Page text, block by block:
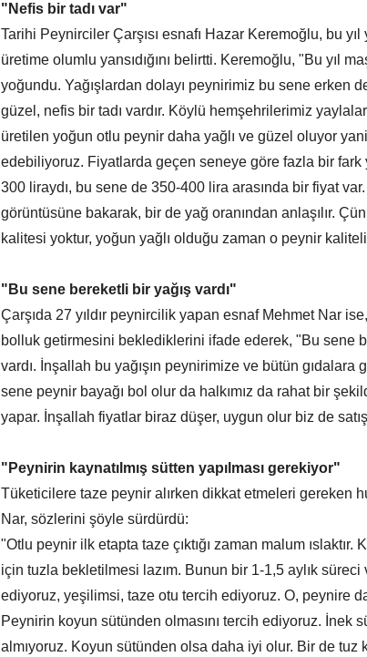
"Nefis bir tadı var"
Tarihi Peynirciler Çarşısı esnafı Hazar Keremoğlu, bu yıl
üretime olumlu yansıdığını belirtti. Keremoğlu, "Bu yıl
yoğundu. Yağışlardan dolayı peynirimiz bu sene erken
güzel, nefis bir tadı vardır. Köylü hemşehrilerimiz
üretilen yoğun otlu peynir daha yağlı ve güzel oluyor
edebiliyoruz. Fiyatlarda geçen seneye göre fazla bir fark
300 liraydı, bu sene de 350-400 lira arasında bir fiyat
görüntüsüne bakarak, bir de yağ oranından anlaşılır.
kalitesi yoktur, yoğun yağlı olduğu zaman o peynir
"Bu sene bereketli bir yağış vardı"
Çarşıda 27 yıldır peynircilik yapan esnaf Mehmet Nar
bolluk getirmesini beklediklerini ifade ederek, "Bu sene
vardı. İnşallah bu yağışın peynirimize ve bütün
sene peynir bayağı bol olur da halkımız da rahat bir
yapar. İnşallah fiyatlar biraz düşer, uygun olur biz de
"Peynirin kaynatılmış sütten yapılması gerekiyor"
Tüketicilere taze peynir alırken dikkat etmeleri gereken
Nar, sözlerini şöyle sürdürdü:
"Otlu peynir ilk etapta taze çıktığı zaman malum ıslaktır.
için tuzla bekletilmesi lazım. Bunun bir 1-1,5 aylık süreci
ediyoruz, yeşilimsi, taze otu tercih ediyoruz. O, peynire
Peynirin koyun sütünden olmasını tercih ediyoruz. İnek
almıyoruz. Koyun sütünden olsa daha iyi olur. Bir de tuz